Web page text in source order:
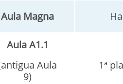
Aula Magna
Aula A1.1
Aula
9)
1ª